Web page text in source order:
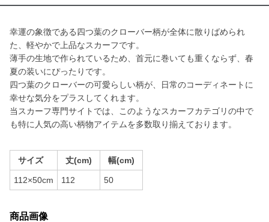
幸運の象徴である四つ葉のクローバー柄が全体に散りばめられ
た、軽やかで上品なスカーフです。
薄手の生地で作られているため、首元に巻いても重くならず、春
夏の装いにぴったりです。
四つ葉のクローバーの可愛らしい柄が、日常のコーディネートに
幸せな気分をプラスしてくれます。
当スカーフ専門サイトでは、このようなスカーフカテゴリの中で
も特に人気の高い柄物アイテムを多数取り揃えております。
サイズ 丈(cm) 幅(cm)
112×50cm 112 50
商品画像